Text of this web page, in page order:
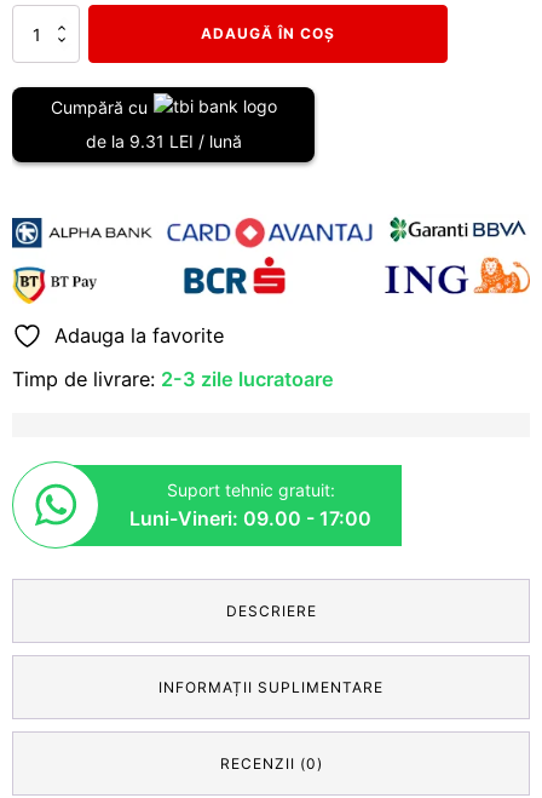
Cantitate
tip
Ciclone-
de
77
ADAUGĂ ÎN COȘ
Cumpără cu
de la 9.31 LEI / lună
Adauga la favorite
Timp de livrare: 2-3 zile lucratoare
Suport tehnic gratuit:
Luni-Vineri: 09.00 - 17:00
DESCRIERE
INFORMAȚII SUPLIMENTARE
RECENZII (0)